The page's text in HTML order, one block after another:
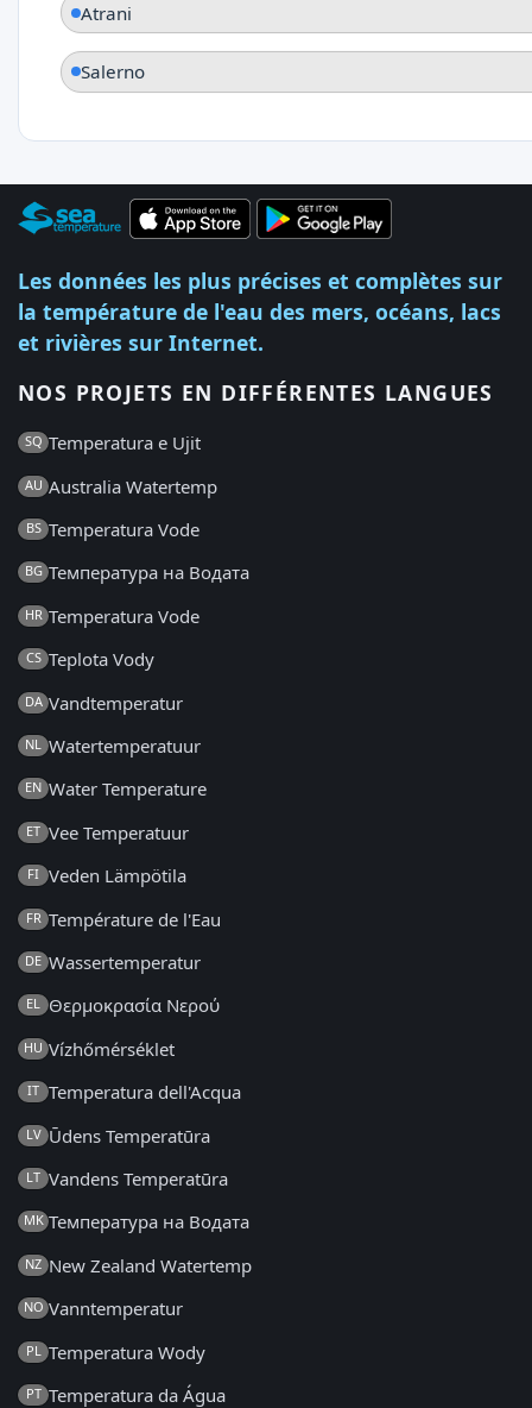
Atrani
Salerno
Les données les plus précises et complètes sur
la température de l'eau des mers, océans, lacs
et rivières sur Internet.
NOS PROJETS EN DIFFÉRENTES LANGUES
SQ Temperatura e Ujit
AU Australia Watertemp
BS Temperatura Vode
BG Температура на Водата
HR Temperatura Vode
CS Teplota Vody
DA Vandtemperatur
NL Watertemperatuur
EN Water Temperature
ET Vee Temperatuur
FI Veden Lämpötila
FR Température de l'Eau
DE Wassertemperatur
EL Θερμοκρασία Νερού
HU Vízhőmérséklet
IT Temperatura dell'Acqua
LV Ūdens Temperatūra
LT Vandens Temperatūra
MK Температура на Водата
NZ New Zealand Watertemp
NO Vanntemperatur
PL Temperatura Wody
PT Temperatura da Água